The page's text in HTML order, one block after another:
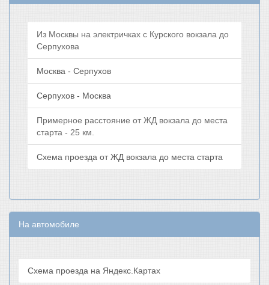
Из Москвы на электричках с Курского вокзала до
Серпухова
Москва - Серпухов
Серпухов - Москва
Примерное расстояние от ЖД вокзала до места
старта - 25 км.
Схема проезда от ЖД вокзала до места старта
На автомобиле
Схема проезда на Яндекс.Картах